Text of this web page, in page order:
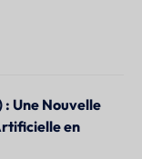
Une Nouvelle
en